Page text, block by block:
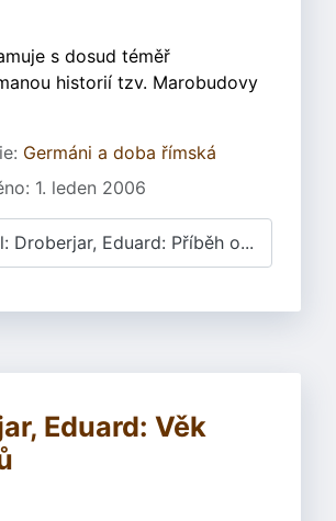
s dosud téměř
historií tzv. Marobudovy
Germáni a doba římská
1. leden 2006
Droberjar, Eduard: Příběh o...
Eduard: Věk